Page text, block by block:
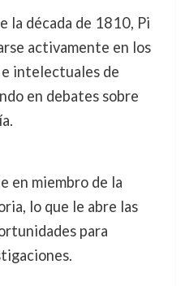
la década de 1810, Pi
activamente en los
intelectuales de
en debates sobre
en miembro de la
lo que le abre las
para